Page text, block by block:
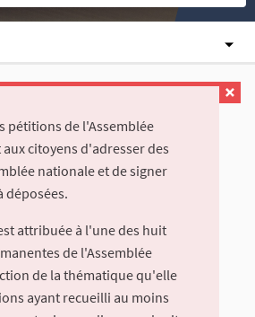
pétitions de l'Assemblée
citoyens d'adresser des
nationale et de signer
déposées.
attribuée à l'une des huit
de l'Assemblée
de la thématique qu'elle
ayant recueilli au moins